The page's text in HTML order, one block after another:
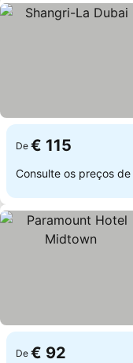
De € 115
Consulte os preços de
De € 92